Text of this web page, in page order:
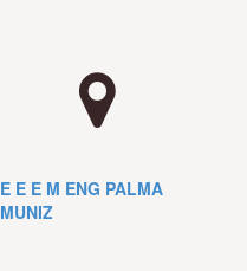
E E E M ENG PALMA
MUNIZ